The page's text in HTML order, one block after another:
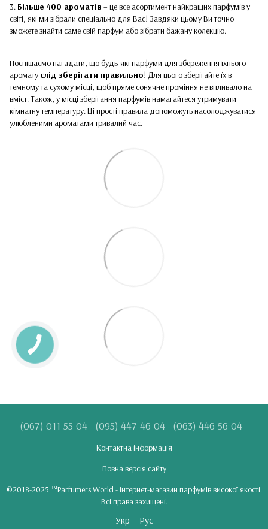
3. Більше 400 ароматів – це все асортимент найкращих парфумів у
світі, які ми зібрали спеціально для Вас! Завдяки цьому Ви точно
зможете знайти саме свій парфум або зібрати бажану колекцію.
Поспішаємо нагадати, що будь-які парфуми для збереження їхнього
аромату слід зберігати правильно! Для цього зберігайте їх в
темному та сухому місці, щоб пряме сонячне проміння не впливало на
вміст. Також, у місці зберігання парфумів намагайтеся утримувати
кімнатну температуру. Ці прості правила допоможуть насолоджуватися
улюбленими ароматами тривалий час.
(067) 011-55-04 (095) 447-46-04 (063) 446-56-04
Контактна інформація
Повна версія сайту
©2018-2025 ™Parfumers World - інтернет-магазин парфумів високої якості.
Всі права захищені.
Укр Рус